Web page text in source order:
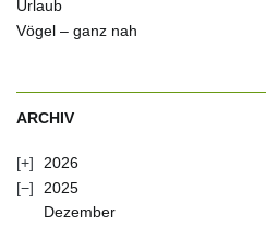
Urlaub
Vögel – ganz nah
ARCHIV
2026
2025
Dezember